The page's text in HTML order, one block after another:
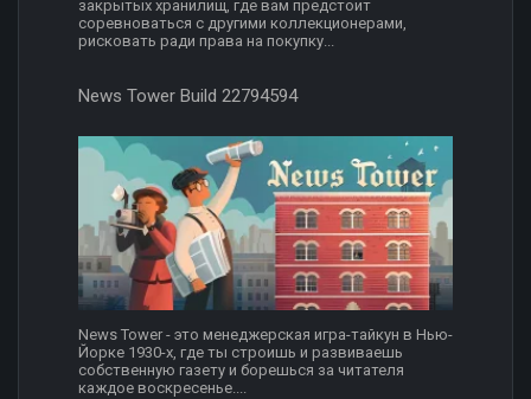
закрытых хранилищ, где вам предстоит
соревноваться с другими коллекционерами,
рисковать ради права на покупку...
News Tower Build 22794594
News Tower - это менеджерская игра-тайкун в Нью-
Йорке 1930-х, где ты строишь и развиваешь
собственную газету и борешься за читателя
каждое воскресенье....